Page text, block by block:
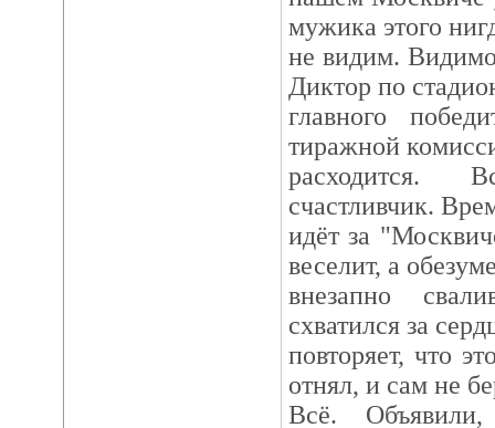
мужика этого
не видим.
Диктор по
главного
тиражной
расходится.
счастливчик.
идёт за
веселит, а
внезапно
схватился за
повторяет, что
отнял, и сам не
Всё.